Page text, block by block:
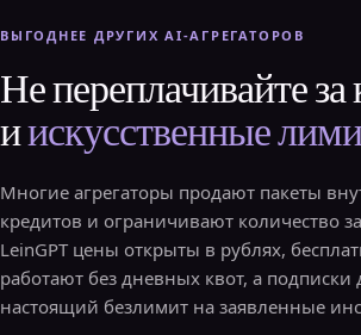
ВЫГОДНЕЕ ДРУГИХ AI-АГРЕГАТОРОВ
Не переплачивайте
иискусственные
Многие агрегаторы продают пакеты
кредитов и ограничивают количество
LeinGPT цены открыты в рублях,
работают без дневных квот, а подписки
настоящий безлимит на заявленные